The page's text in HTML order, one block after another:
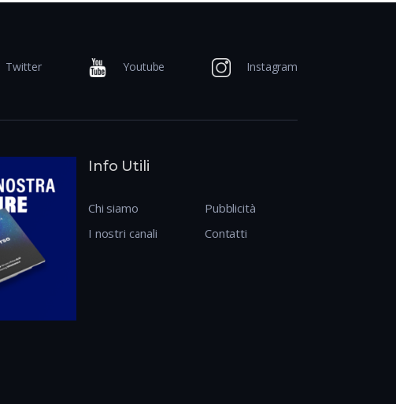
Twitter Youtube Instagram
Info Utili
Chi siamo
I nostri canali
Pubblicità
Contatti